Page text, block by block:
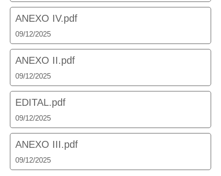
ANEXO IV.pdf
09/12/2025
ANEXO II.pdf
09/12/2025
EDITAL.pdf
09/12/2025
ANEXO III.pdf
09/12/2025